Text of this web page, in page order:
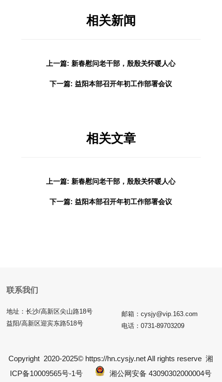
相关新闻
上一篇: 新春慰问老干部，殷殷关怀暖人心
下一篇: 益阳本部召开年初工作部署会议
相关文章
上一篇: 新春慰问老干部，殷殷关怀暖人心
下一篇: 益阳本部召开年初工作部署会议
联系我们
地址：长沙/高新区尖山路18号
益阳/高新区迎宾东路518号
邮箱：cysjy@vip.163.com
电话：0731-89703209
Copyright 2020-2025© https://hn.cysjy.net All rights reserve湘
ICP备10009565号-1号
湘公网安备 43090302000004号